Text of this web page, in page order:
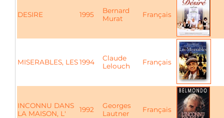
DESIRE 1995
Bernard
Murat
Français
MISERABLES, LES1994
Claude
Lelouch
Français
INCONNU DANS
LA MAISON, L'
1992
Georges
Lautner
Français